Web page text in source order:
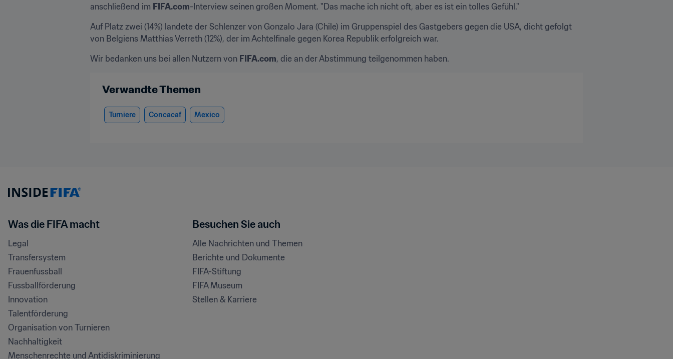
anschließend im FIFA.com-Interview seinen großen Moment. "Das mache ich nicht oft, aber es ist ein tolles Gefühl."
Auf Platz zwei (14%) landete der Schlenzer von Gonzalo Jara (Chile) im Gruppenspiel des Gastgebers gegen die USA, dicht gefolgt
von Belgiens Matthias Verreth (12%), der im Achtelfinale gegen Korea Republik erfolgreich war.
Wir bedanken uns bei allen Nutzern von FIFA.com, die an der Abstimmung teilgenommen haben.
Verwandte Themen
Turniere Concacaf Mexico
Was die FIFA macht
Legal
Transfersystem
Frauenfussball
Fussballförderung
Innovation
Talentförderung
Organisation von Turnieren
Nachhaltigkeit
Menschenrechte und Antidiskriminierung
Besuchen Sie auch
Alle Nachrichten und Themen
Berichte und Dokumente
FIFA-Stiftung
FIFA Museum
Stellen & Karriere